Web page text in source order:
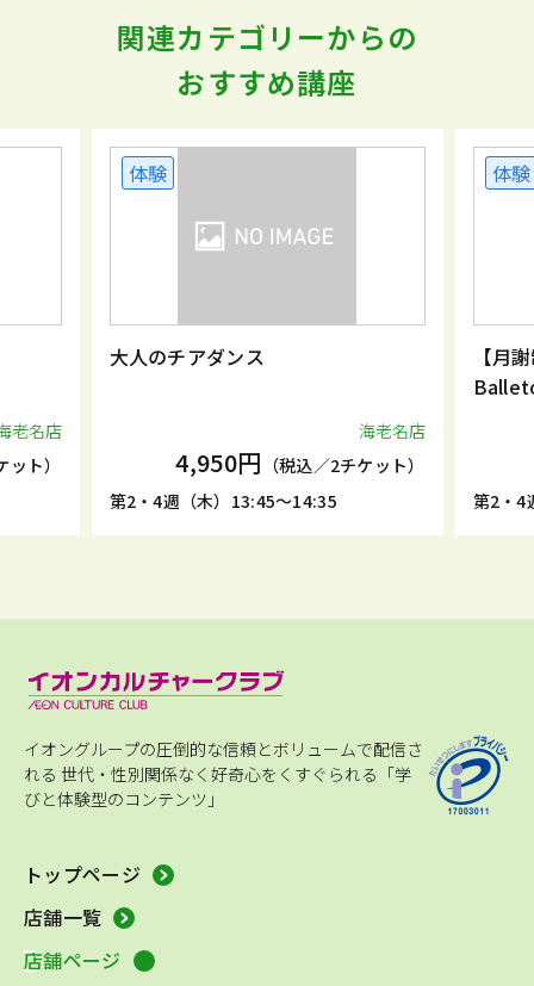
関連カテゴリーからの
おすすめ講座
老名店
ト）
体験
大人のチアダンス
海老名店
4,950円 （税込／2チケット）
第2・4週（木）13:45～14:35
体験
【月
第2・4
イオングループの圧倒的な信頼とボリュームで配信さ
れる 世代・性別関係なく好奇心をくすぐられる「学
びと体験型のコンテンツ」
トップページ
店舗一覧
店舗ページ